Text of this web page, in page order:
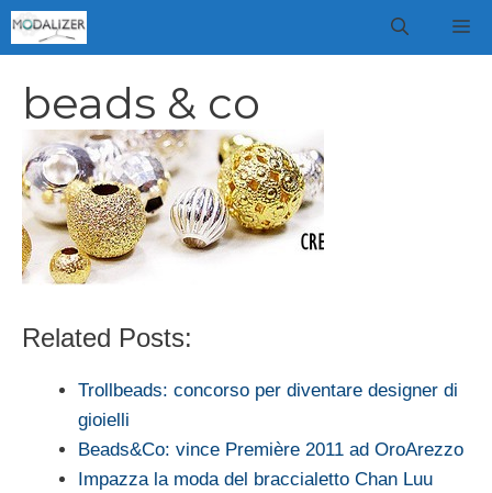
Vai
al
beads & co
Related Posts:
Trollbeads: concorso per diventare designer di
gioielli
Beads&Co: vince Première 2011 ad OroArezzo
Impazza la moda del braccialetto Chan Luu